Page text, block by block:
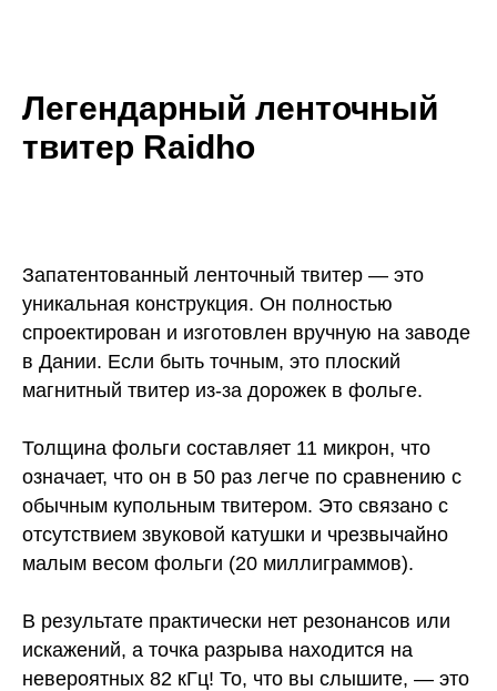
Легендарный ленточный
твитер Raidho
Запатентованный ленточный твитер — это
уникальная конструкция. Он полностью
спроектирован и изготовлен вручную на заводе
в Дании. Если быть точным, это плоский
магнитный твитер из-за дорожек в фольге.
Толщина фольги составляет 11 микрон, что
означает, что он в 50 раз легче по сравнению с
обычным купольным твитером. Это связано с
отсутствием звуковой катушки и чрезвычайно
малым весом фольги (20 миллиграммов).
В результате практически нет резонансов или
искажений, а точка разрыва находится на
невероятных 82 кГц! То, что вы слышите, — это